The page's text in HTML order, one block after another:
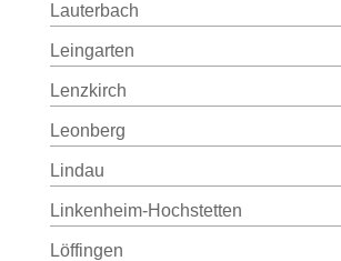
Lauterbach
Leingarten
Lenzkirch
Leonberg
Lindau
Linkenheim-Hochstetten
Löffingen